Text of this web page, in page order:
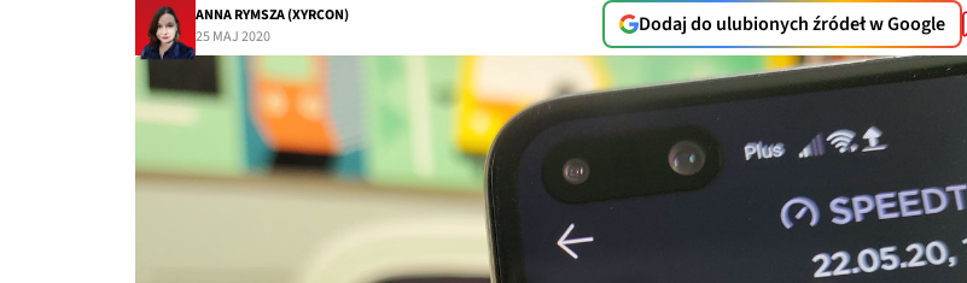
ANNA RYMSZA (XYRCON)
25 MAJ 2020
Dodaj do ulubionych źródeł w Google